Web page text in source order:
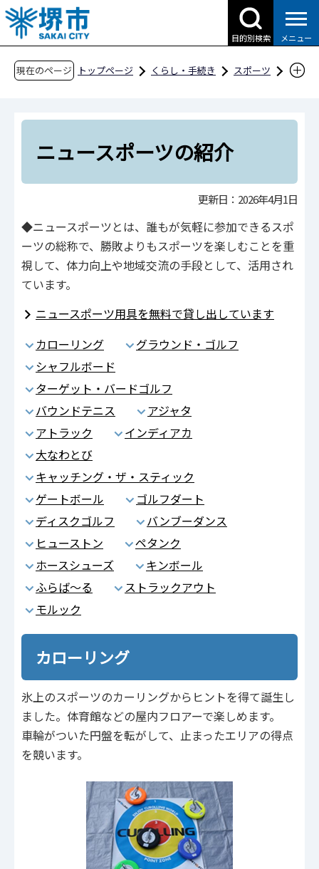
こ
の
ペ
目的別検索 メニュー
現在のページ トップページ くらし・手続き
スポーツ
ニュースポーツの紹介
ニュースポーツの紹介
更新日：2026年4月1日
◆ニュースポーツとは、誰もが気軽に参加できるスポ
ーツの総称で、勝敗よりもスポーツを楽しむことを重
視して、体力向上や地域交流の手段として、活用され
ています。
ニュースポーツ用具を無料で貸し出しています
カローリング
グラウンド・ゴルフ
シャフルボード
ターゲット・バードゴルフ
バウンドテニス
アジャタ
アトラック
インディアカ
大なわとび
キャッチング・ザ・スティック
ゲートボール
ゴルフダート
ディスクゴルフ
バンブーダンス
ヒューストン
ペタンク
ホースシューズ
キンボール
ふらば～る
ストラックアウト
モルック
カローリング
氷上のスポーツのカーリングからヒントを得て誕生し
ました。体育館などの屋内フロアーで楽しめます。
車輪がついた円盤を転がして、止まったエリアの得点
を競います。